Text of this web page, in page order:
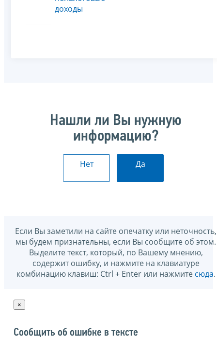
доходы
Нашли ли Вы нужную
информацию?
Нет Да
Если Вы заметили на сайте опечатку или неточность,
мы будем признательны, если Вы сообщите об этом.
Выделите текст, который, по Вашему мнению,
содержит ошибку, и нажмите на клавиатуре
комбинацию клавиш: Ctrl + Enter или нажмите сюда.
×
Сообщить об ошибке в тексте